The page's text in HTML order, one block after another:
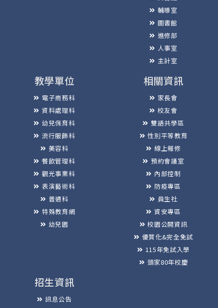
輔導室
圖書館
進修部
人事室
主計室
教學單位
電子商務科
資料處理科
幼兒保育科
流行服飾科
美容科
餐飲管理科
觀光事業科
表演藝術科
普通科
特殊教育網
幼兒園
相關資訊
家長會
校友會
雙語共學區
性別平等教育
線上報修
預約會議室
內部控制
防疫專區
員生社
資安專區
校園公開資訊
優質化&完全免試
115年免試入學
頭家80年校慶
招生資訊
訊息公告